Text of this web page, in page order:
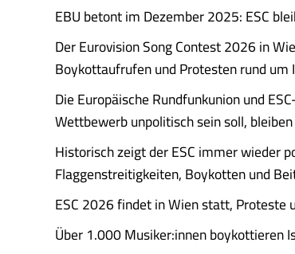
EBU betont im Dezember 2025: ESC
Der Eurovision Song Contest 2026 in
Boykottaufrufen und Protesten rund um
Die Europäische Rundfunkunion und
Wettbewerb unpolitisch sein soll,
Historisch zeigt der ESC immer wieder
Flaggenstreitigkeiten, Boykotten und
ESC 2026 findet in Wien statt,
Über 1.000 Musiker:innen boykottieren